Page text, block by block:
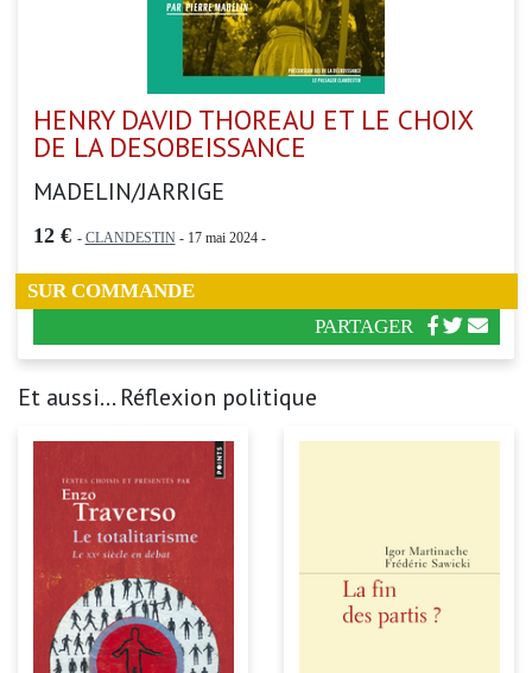
HENRY DAVID THOREAU ET LE CHOIX
DE LA DESOBEISSANCE
MADELIN/JARRIGE
12 € - CLANDESTIN- 17 mai 2024 -
SUR COMMANDE
PARTAGER
Et aussi... Réflexion politique